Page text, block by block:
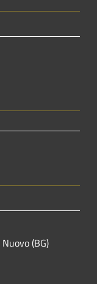
(BG)